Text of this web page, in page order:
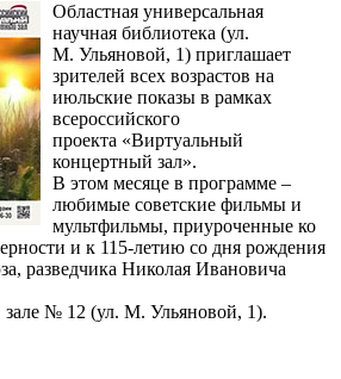
Областная универсальная
научная библиотека (ул.
М. Ульяновой, 1) приглашает
зрителей всех возрастов на
июльские показы в рамках
всероссийского
проекта «Виртуальный
концертный зал».
В этом месяце в программе –
любимые советские фильмы и
мультфильмы, приуроченные ко
и к 115-летию со дня рождения
разведчика Николая Ивановича
зале № 12 (ул. М. Ульяновой, 1).